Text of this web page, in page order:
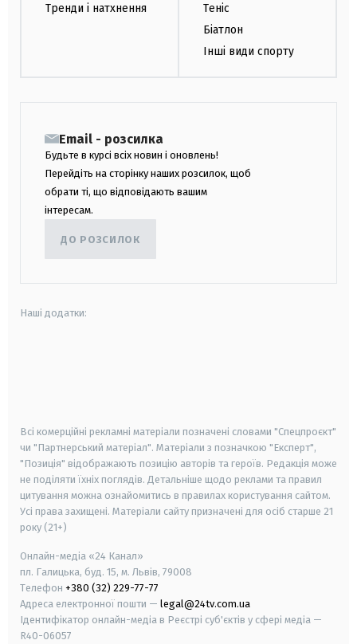
Тренди і натхнення
Теніс
Біатлон
Інші види спорту
Email - розсилка
Будьте в курсі всіх новин і оновлень!
Перейдіть на сторінку наших розсилок, щоб
обрати ті, що відповідають вашим
інтересам.
ДО РОЗСИЛОК
Наші додатки:
Всі комерційні рекламні матеріали позначені словами "Спецпроєкт"
чи "Партнерський матеріал". Матеріали з позначкою "Експерт",
"Позиція" відображають позицію авторів та героїв. Редакція може
не поділяти їхніх поглядів. Детальніше щодо реклами та правил
цитування можна ознайомитись в правилах користування сайтом.
Усі права захищені. Матеріали сайту призначені для осіб старше 21
року (21+)
Онлайн-медіа «24 Канал»
пл. Галицька, буд. 15, м. Львів, 79008
Телефон +380 (32) 229-77-77
Адреса електронної пошти — legal@24tv.com.ua
Ідентифікатор онлайн-медіа в Реєстрі суб'єктів у сфері медіа —
R40-06057